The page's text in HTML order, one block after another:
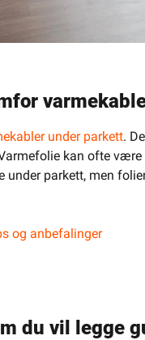
under parkett.
kan ofte
parkett, men
og anbefalinger
du vil legge